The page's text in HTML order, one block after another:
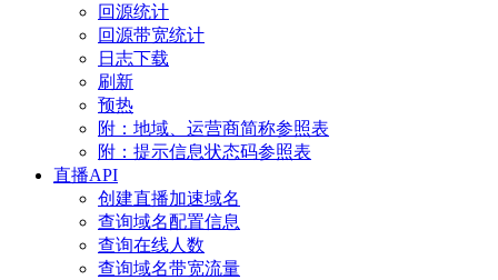
回源统计
回源带宽统计
日志下载
刷新
预热
附：地域、运营商简称参照表
附：提示信息状态码参照表
直播API
创建直播加速域名
查询域名配置信息
查询在线人数
查询域名带宽流量